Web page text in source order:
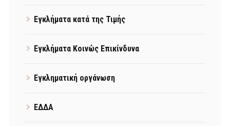
Εγκλήματα κατά της Τιμής
Εγκλήματα Κοινώς Επικίνδυνα
Εγκληματική οργάνωση
ΕΔΔΑ